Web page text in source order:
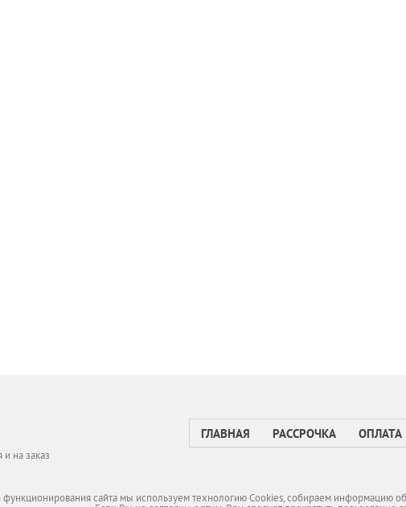
на заказ
ГЛАВНАЯ РАССРОЧКА ОПЛАТА
сайта мы используем технологию Cookies, собираем информацию